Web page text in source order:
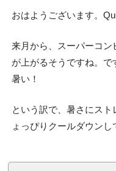
おはようございます。
来月から、スーパーコ
が上がるそうですね。
暑い！
という訳で、暑さにス
ょっぴりクールダウンし